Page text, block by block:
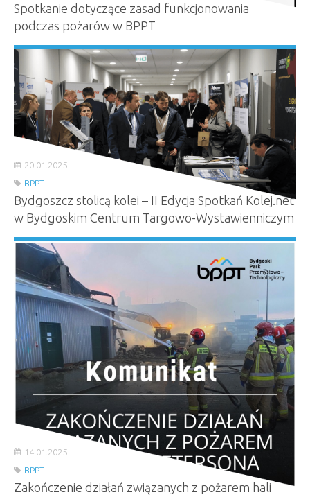
Spotkanie dotyczące zasad funkcjonowania
podczas pożarów w BPPT
20.01.2025
BPPT
Bydgoszcz stolicą kolei – II Edycja Spotkań Kolej.net
w Bydgoskim Centrum Targowo-Wystawienniczym
14.01.2025
BPPT
Zakończenie działań związanych z pożarem hali